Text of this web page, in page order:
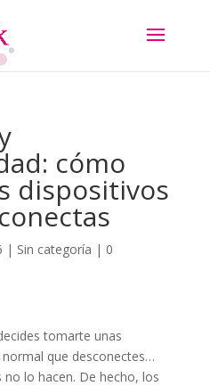
cómo
dispositivos
| Sin categoría | 0
tomarte unas
que desconectes…
lo hacen. De hecho, los